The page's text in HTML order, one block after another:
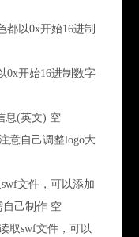
都以0x开始16进制
0x开始16进制数字
息(英文) 空
意自己调整logo大
文件，可以添加
自己制作 空
取swf文件，可以